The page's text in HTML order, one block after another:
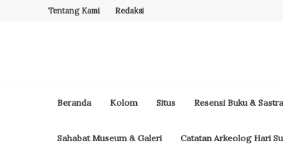
Tentang Kami Redaksi
Beranda Kolom Situs Resensi Buku & Sastra
Sahabat Museum & Galeri Catatan Arkeolog Hari